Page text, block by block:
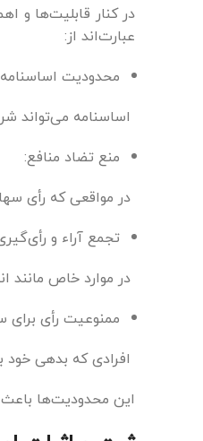
در کنار قابلیت‌ها و
عبارت‌اند از:
محدودیت
اساسنامه می‌تواند
منع تضاد منافع:
در مواقعی که رأی
تجمع آراء و
در موارد خاص مانند
ممنوعیت رأی برای
افرادی که بدهی
این محدودیت‌ها